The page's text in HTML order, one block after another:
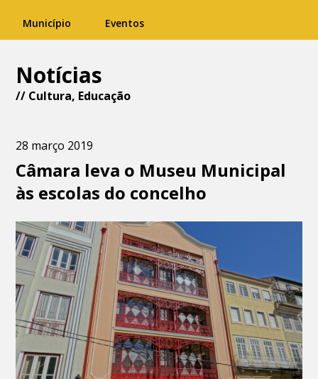
Município Eventos
Notícias
// Cultura, Educação
28 março 2019
Câmara leva o Museu Municipal
às escolas do concelho